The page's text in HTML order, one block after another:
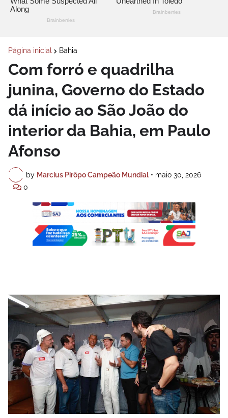
Página inicial Bahia
Com forró e quadrilha
junina, Governo do Estado
dá início ao São João do
interior da Bahia, em Paulo
Afonso
by Marcius Pirôpo Campeão Mundial • maio 30, 2026
0